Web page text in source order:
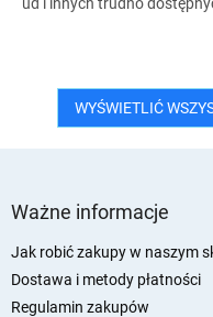
WYŚWIETLIĆ
Ważne informacje
Jak robić zakupy w naszym
Dostawa i metody płatności
Regulamin zakupów